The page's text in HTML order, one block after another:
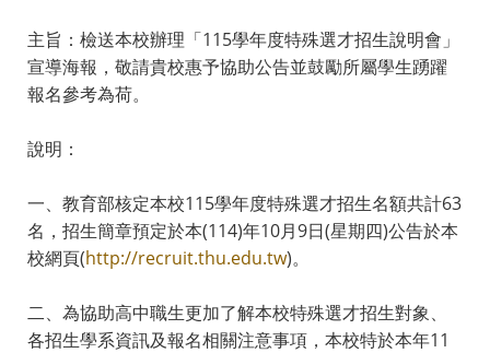
主旨：檢送本校辦理「115學年度特殊選才招生說明會」
宣導海報，敬請貴校惠予協助公告並鼓勵所屬學生踴躍
報名參考為荷。
說明：
一、教育部核定本校115學年度特殊選才招生名額共計63
名，招生簡章預定於本(114)年10月9日(星期四)公告於本
校網頁(http://recruit.thu.edu.tw)。
二、為協助高中職生更加了解本校特殊選才招生對象、
各招生學系資訊及報名相關注意事項，本校特於本年11